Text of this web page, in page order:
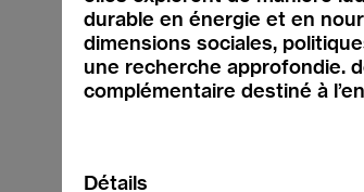
durable en énergie et en
dimensions sociales,
une recherche approfondie.
complémentaire destiné à
Détails
Revue de presse